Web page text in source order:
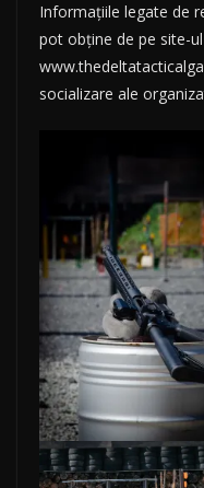
Informațiile legate de
pot obține de pe site-
socializare ale